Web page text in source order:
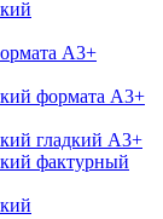
А3+
формата А3+
гладкий А3+
фактурный